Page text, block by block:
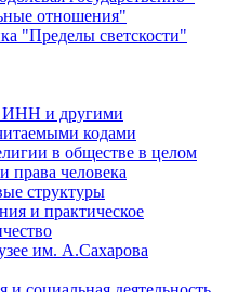
отношения"
"Пределы светскости"
ИНН и другими
кодами
в обществе в целом
права человека
структуры
и практическое
им. А.Сахарова